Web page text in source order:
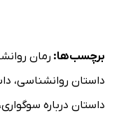
برچسب‌ها: رمان
داستان روانشناسی،
داستان درباره سوگواری،